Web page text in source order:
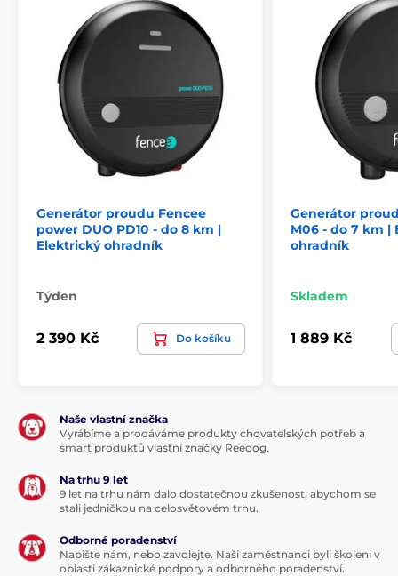
Generátor proudu Fencee
power DUO PD10 - do 8 km |
Elektrický ohradník
Týden
2 390 Kč Do košíku
Generátor
M06 - do 7 km |
ohradník
Skladem
1 889 Kč
Naše vlastní značka
Vyrábíme a prodáváme produkty chovatelských potřeb a
smart produktů vlastní značky Reedog.
Na trhu 9 let
9 let na trhu nám dalo dostatečnou zkušenost, abychom se
stali jedničkou na celosvětovém trhu.
Odborné poradenství
Napište nám, nebo zavolejte. Naši zaměstnanci byli školeni v
oblasti zákaznické podpory a odborného poradenství.